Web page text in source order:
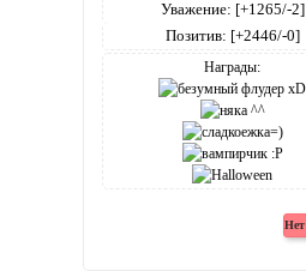
Уважение: [+1265/-2]
Позитив: [+2446/-0]
Награды: